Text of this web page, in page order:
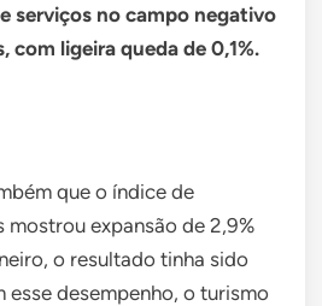
serviços no campo negativo
com ligeira queda de 0,1%.
que o índice de
expansão de 2,9%
o resultado tinha sido
esse desempenho, o turismo